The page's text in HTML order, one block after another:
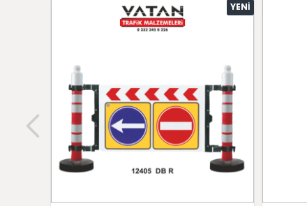
YENI